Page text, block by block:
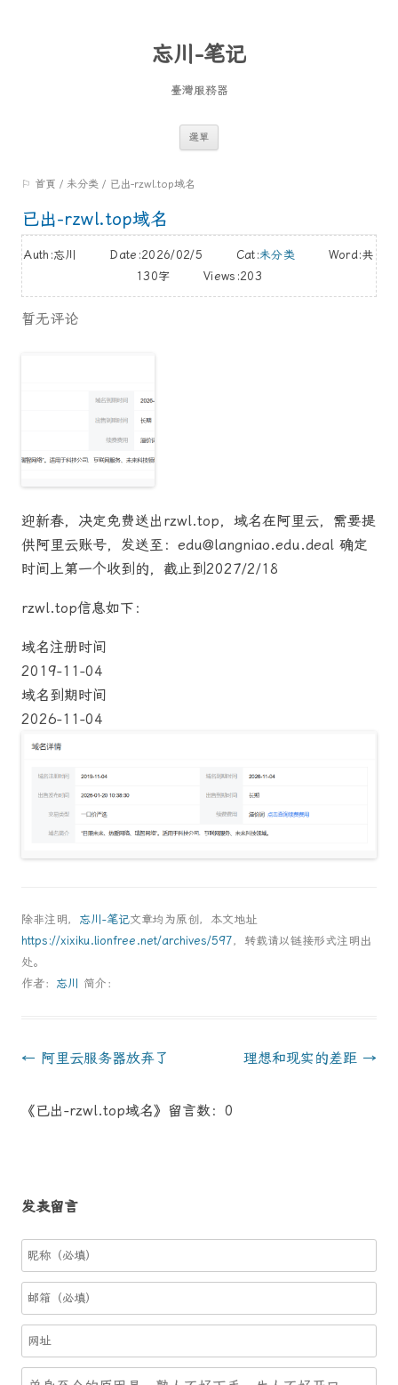
忘川-笔记
臺灣服務器
選單
⚐ 首頁 / 未分类 / 已出-rzwl.top域名
已出-rzwl.top域名
Auth:忘川 Date:2026/02/5 Cat:未分类 Word:共
130字 Views:203
暂无评论
迎新春，决定免费送出rzwl.top，域名在阿里云，需要提
供阿里云账号，发送至：edu@langniao.edu.deal 确定
时间上第一个收到的，截止到2027/2/18
rzwl.top信息如下：
域名注册时间
2019-11-04
域名到期时间
2026-11-04
除非注明， 忘川-笔记文章均为原创，本文地址
https://xixiku.lionfree.net/archives/597，转载请以链接形式注明出
处。
作者： 忘川 简介：
文
導
← 阿里云服务器放弃了 理想和现实的差距 →
《已出-rzwl.top域名》留言数：0
发表留言